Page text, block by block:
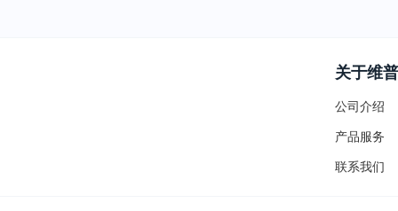
关于维普
公司介绍
产品服务
联系我们